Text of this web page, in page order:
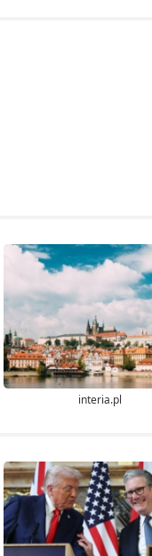
interia.pl